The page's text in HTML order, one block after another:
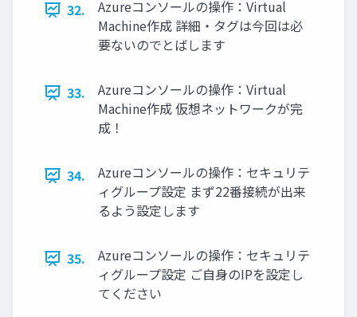
32.
Azureコンソールの操作：Virtual
Machine作成 詳細・タグは今回は必
要ないのでとばします
33.
Azureコンソールの操作：Virtual
Machine作成 仮想ネットワークが完
成！
34.
Azureコンソールの操作：セキュリテ
ィグループ設定 まず22番接続が出来
るよう設定します
35.
Azureコンソールの操作：セキュリテ
ィグループ設定 ご自身のIPを設定し
てください